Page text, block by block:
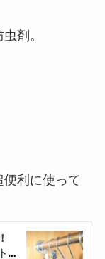
剤。
利に使って